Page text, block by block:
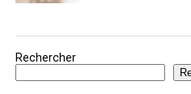
Rechercher